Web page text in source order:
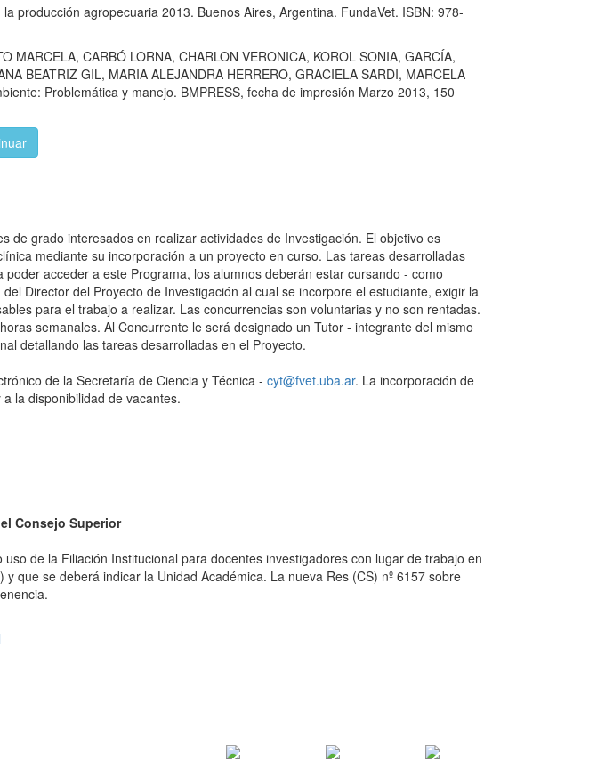
producción agropecuaria 2013. Buenos Aires, Argentina. FundaVet. ISBN: 978-
MARCELA, CARBÓ LORNA, CHARLON VERONICA, KOROL SONIA, GARCÍA,
BEATRIZ GIL, MARIA ALEJANDRA HERRERO, GRACIELA SARDI, MARCELA
Problemática y manejo. BMPRESS, fecha de impresión Marzo 2013, 150
de grado interesados en realizar actividades de Investigación. El objetivo es
mediante su incorporación a un proyecto en curso. Las tareas desarrolladas
acceder a este Programa, los alumnos deberán estar cursando - como
Director del Proyecto de Investigación al cual se incorpore el estudiante, exigir la
para el trabajo a realizar. Las concurrencias son voluntarias y no son rentadas.
semanales. Al Concurrente le será designado un Tutor - integrante del mismo
detallando las tareas desarrolladas en el Proyecto.
de la Secretaría de Ciencia y Técnica - cyt@fvet.uba.ar. La incorporación de
la disponibilidad de vacantes.
Consejo Superior
de la Filiación Institucional para docentes investigadores con lugar de trabajo en
que se deberá indicar la Unidad Académica. La nueva Res (CS) nº 6157 sobre